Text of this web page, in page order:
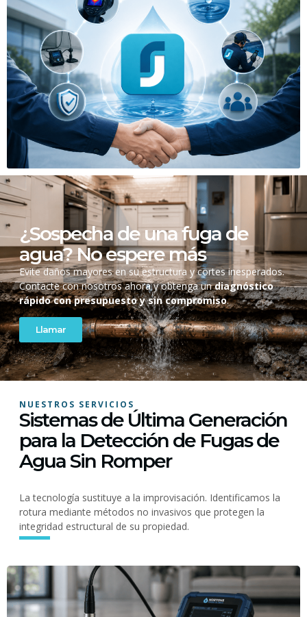
¿Sospecha de una fuga de
agua? No espere más
Evite daños mayores en su estructura y cortes inesperados.
Contacte con nosotros ahora y obtenga undiagnóstico
rápido con presupuesto y sin compromiso.
Llamar
NUESTROS SERVICIOS
Sistemas de Última Generación
para la Detección de Fugas de
Agua Sin Romper
La tecnología sustituye a la improvisación. Identificamos la
rotura mediante métodos no invasivos que protegen la
integridad estructural de su propiedad.